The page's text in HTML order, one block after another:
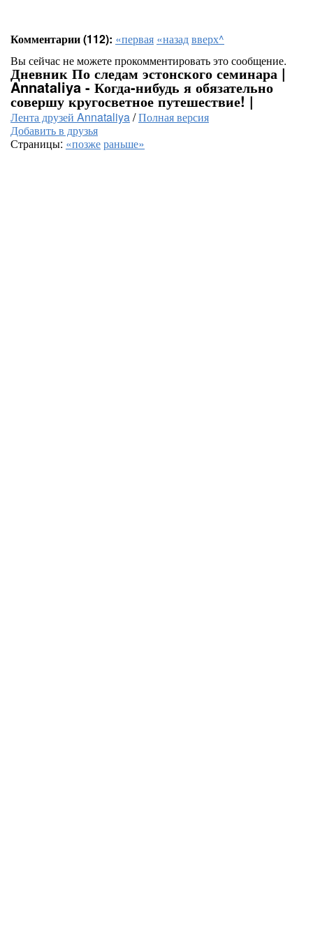
Комментарии (112): «первая «назадвверх^
Вы сейчас не можете прокомментировать это сообщение.
Дневник По следам эстонского семинара |
Annataliya - Когда-нибудь я обязательно
совершу кругосветное путешествие! |
Лента друзей Annataliya/Полная версия
Добавить в друзья
Страницы: «позжераньше»